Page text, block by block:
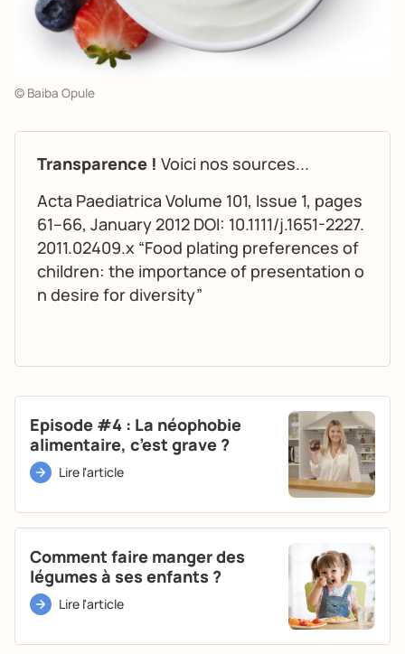
© Baiba Opule
Transparence ! Voici nos sources...
Acta Paediatrica Volume 101, Issue 1, pages
61–66, January 2012 DOI: 10.1111/j.1651-2227.
2011.02409.x “Food plating preferences of
children: the importance of presentation o
n desire for diversity”
Episode #4 : La néophobie
alimentaire, c’est grave ?
Lire l'article
Comment faire manger des
légumes à ses enfants ?
Lire l'article